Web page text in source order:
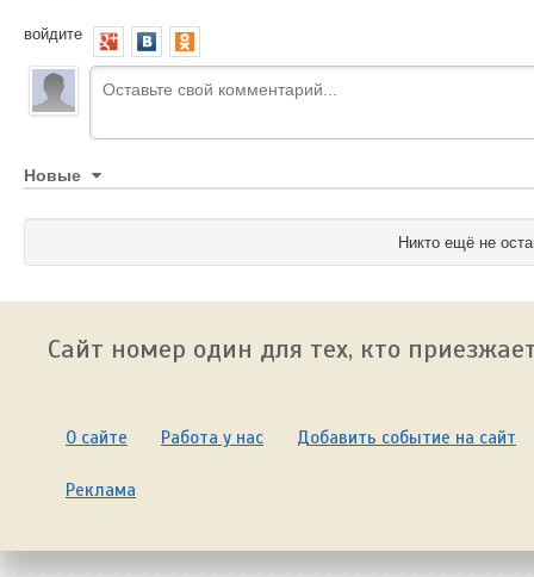
войдите
Новые
Никто ещё не
Сайт номер один для тех, кто
О сайте Работа у нас Добавить событие на сайт
Реклама